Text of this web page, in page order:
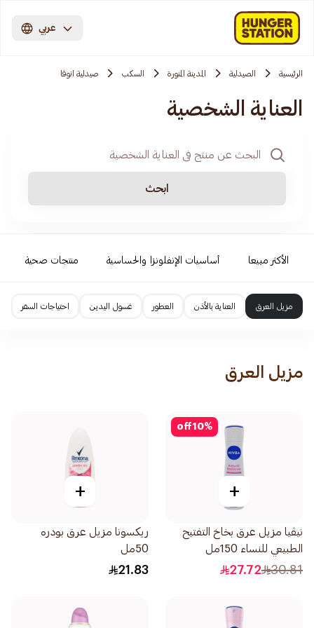
عربي
الرئيسية الصيدلية المدينة المنورة السكب صيدلية انوفا
العناية الشخصية
ابحث
الأكثر مبيعا أساسيات الإنفلونزا والحساسية منتجات صحية
مزيل العرق العناية بالأذن العطور غسول اليدين احتياجات السفر
مزيل العرق
10%
off
+
نيڤيا مزيل عرق بخاخ التفتيح
الطبيعي للنساء 150مل
30.81
27.72
+
ريكسونا مزيل عرق بودره
50مل
21.83